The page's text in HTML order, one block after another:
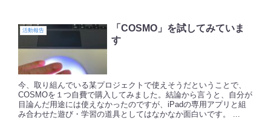
活動報告
「COSMO」を試してみていま
す
今、取り組んでいる某プロジェクトで使えそうだということで、
COSMOを１つ自費で購入してみました。結論から言うと、自分が
目論んだ用途には使えなかったのですが、iPadの専用アプリと組
み合わせた遊び・学習の道具としてはなかなか面白いです。 ...